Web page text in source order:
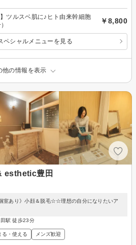
ツルスベ肌に♪ヒト由来幹細胞
￥8,800
ペシャルメニューを見る
他の情報を表示
esthetic豊田
室あり》小顔＆脱毛☆☆理想の自分になりたいア
駅 徒歩23分
る・使える メンズ歓迎